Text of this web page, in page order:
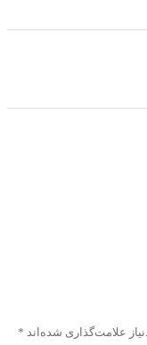
علامت‌گذاری شده‌اند *